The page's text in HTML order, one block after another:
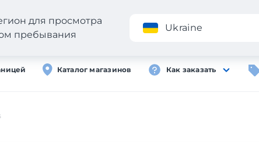
Приложение
Каталог магазинов Как заказать
для просмотра
пребывания
Ukraine